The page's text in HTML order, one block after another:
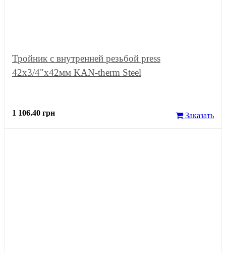
Тройник с внутренней резьбой press
42x3/4"x42мм KAN-therm Steel
1 106.40 грн Заказать